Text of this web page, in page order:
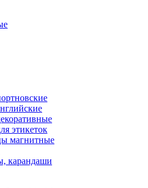
этикеток
магнитные
карандаши